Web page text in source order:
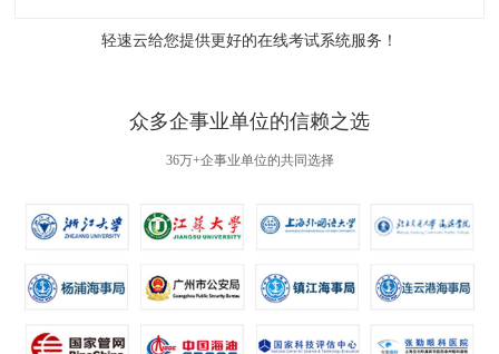
轻速云给您提供更好的在线考试系统服务！
众多企事业单位的信赖之选
36万+企事业单位的共同选择